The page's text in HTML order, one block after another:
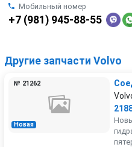
Мобильный номер
+7 (981) 945-88-55
Другие запчасти Volvo
Новая
№ 21262